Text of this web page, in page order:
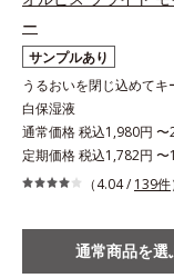
ー
サンプルあり
うるおいを閉じ込めてキ
白保湿液
通常価格 税込1,980円 〜
定期価格 税込1,782円 〜
（4.04 / 139件
通常商品を選